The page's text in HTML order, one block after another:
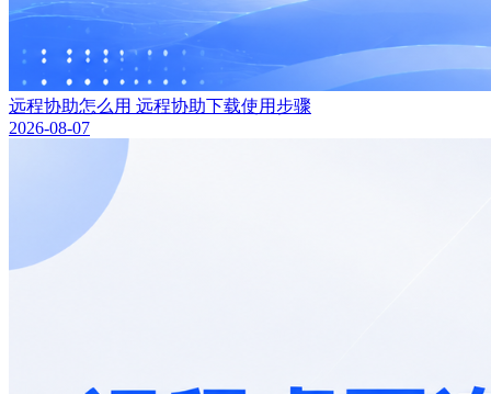
远程协助怎么用 远程协助下载使用步骤
2026-08-07